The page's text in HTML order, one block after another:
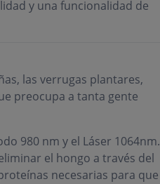
y una funcionalidad de
las verrugas plantares,
preocupa a tanta gente
980 nm y el Láser 1064nm.
el hongo a través del
necesarias para que